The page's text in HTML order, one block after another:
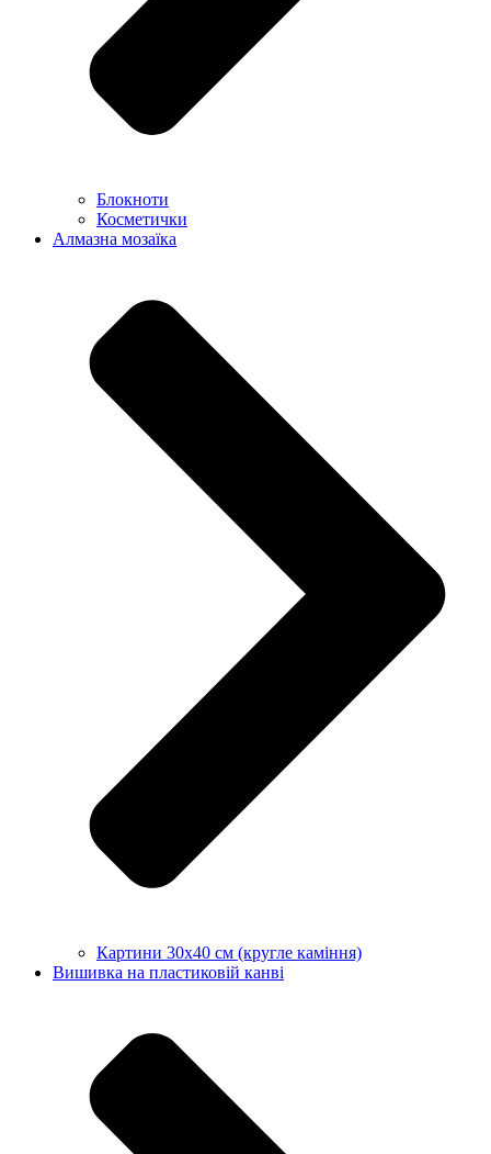
Блокноти
Косметички
Алмазна мозаїка
Картини 30х40 см (кругле каміння)
Вишивка на пластиковій канві